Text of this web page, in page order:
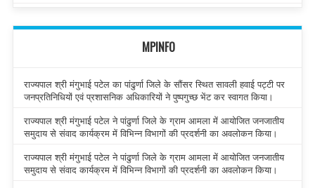
MPINFO
राज्यपाल श्री मंगुभाई पटेल का पांढुर्णा जिले के सौंसर स्थित सावली हवाई पट्टी पर
जनप्रतिनिधियों एवं प्रशासनिक अधिकारियों ने पुष्पगुच्छ भेंट कर स्वागत किया।
राज्यपाल श्री मंगुभाई पटेल ने पांढुर्णा जिले के ग्राम आमला में आयोजित जनजातीय
समुदाय से संवाद कार्यक्रम में विभिन्न विभागों की प्रदर्शनी का अवलोकन किया।
राज्यपाल श्री मंगुभाई पटेल ने पांढुर्णा जिले के ग्राम आमला में आयोजित जनजातीय
समुदाय से संवाद कार्यक्रम में विभिन्न विभागों की प्रदर्शनी का अवलोकन किया।